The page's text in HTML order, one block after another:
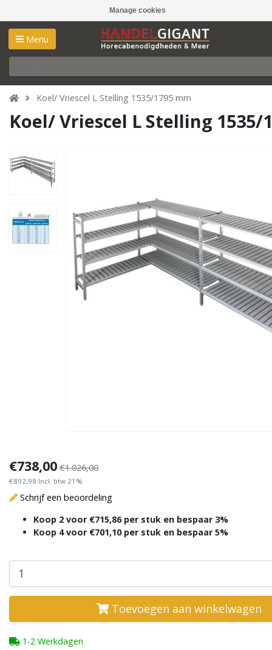
Manage cookies
Menu
Koel/ Vriescel L Stelling 1535/1795 mm
Koel/ Vriescel L Stelling 1535/
€738,00 €1.026,00
€892,98 Incl. btw 21%
Schrijf een beoordeling
Koop 2 voor €715,86 per stuk en bespaar 3%
Koop 4 voor €701,10 per stuk en bespaar 5%
Toevoegen aan winkelwagen
1-2 Werkdagen